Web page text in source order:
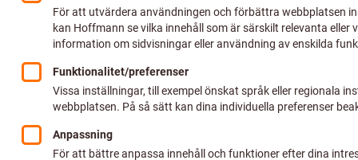
klar
X-plore® 6300, Storlek: UNI